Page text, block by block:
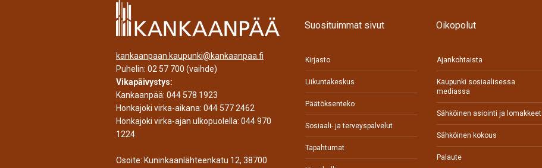
kankaanpaan.kaupunki@kankaanpaa.fi
Puhelin: 02 57 700 (vaihde)
Vikapäivystys:
Kankaanpää: 044 578 1923
Honkajoki virka-aikana: 044 577 2462
Honkajoki virka-ajan ulkopuolella: 044 970
1224
Osoite: Kuninkaanlähteenkatu 12, 38700
Suosituimmat sivut
Kirjasto
Liikuntakeskus
Päätöksenteko
Sosiaali- ja terveyspalvelut
Tapahtumat
Oikopolut
Ajankohtaista
Kaupunki sosiaalisessa
mediassa
Sähköinen asiointi ja lomakkeet
Sähköinen kokous
Palaute